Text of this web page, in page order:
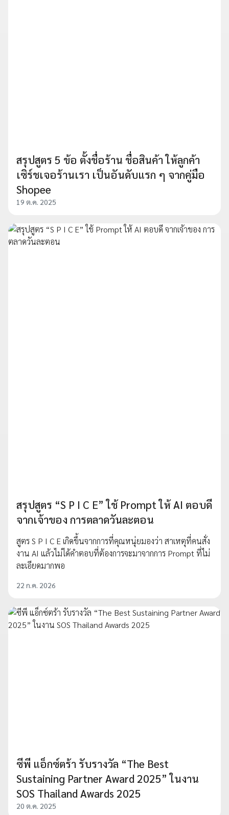
สรุปสูตร 5 ข้อ ตั้งชื่อร้าน ชื่อสินค้า ให้ลูกค้า
เซิร์ชเจอร้านเรา เป็นอันดับแรก ๆ จากคู่มือ
Shopee
19 ต.ค. 2025
สรุปสูตร “S P I C E” ใช้ Prompt ให้ AI ตอบดี
จากเจ้าของ การตลาดวันละตอน
สูตร S P I C E เกิดขึ้นจากการที่คุณหนุ่ยมองว่า สาเหตุที่คนสั่ง
งาน AI แล้วไม่ได้คำตอบที่ต้องการจะมาจากการ Prompt ที่ไม่
ละเอียดมากพอ
22 ก.ค. 2026
ซีพี แอ็กซ์ตร้า รับรางวัล “The Best
Sustaining Partner Award 2025” ในงาน
SOS Thailand Awards 2025
20 ต.ค. 2025